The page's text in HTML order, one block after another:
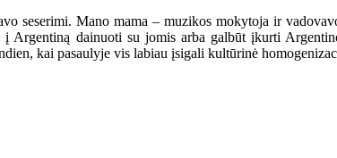
seserimi. Mano mama – muzikos mokytoja ir
Argentiną dainuoti su jomis arba galbūt įkurti
kai pasaulyje vis labiau įsigali kultūrinė